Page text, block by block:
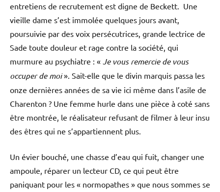
entretiens de recrutement est digne de Beckett. Une
vieille dame s’est immolée quelques jours avant,
poursuivie par des voix persécutrices, grande lectrice de
Sade toute douleur et rage contre la société, qui
murmure au psychiatre : « Je vous remercie de vous
occuper de moi». Sait-elle que le divin marquis passa les
onze dernières années de sa vie ici même dans l’asile de
Charenton ? Une femme hurle dans une pièce à coté sans
être montrée, le réalisateur refusant de filmer à leur insu
des êtres qui ne s’appartiennent plus.
Un évier bouché, une chasse d’eau qui fuit, changer une
ampoule, réparer un lecteur CD, ce qui peut être
paniquant pour les « normopathes » que nous sommes se